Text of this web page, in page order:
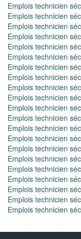
Emplois technicien
Emplois technicien
Emplois technicien
Emplois technicien
Emplois technicien
Emplois technicien
Emplois technicien
Emplois technicien
Emplois technicien
Emplois technicien
Emplois technicien
Emplois technicien
Emplois technicien
Emplois technicien
Emplois technicien
Emplois technicien
Emplois technicien
Emplois technicien
Emplois technicien
Emplois technicien
Emplois technicien